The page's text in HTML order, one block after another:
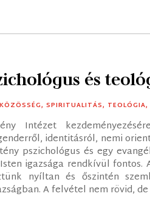
és
KÖZÖSSÉG,SPIRITUALITÁS, TEOLÓGIA,
Intézet
identitásról, nemi
pszichológus és egy
igazsága rendkívül
nyíltan és őszintén
A felvétel nem rövid,